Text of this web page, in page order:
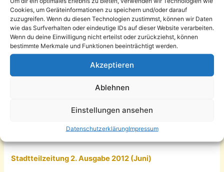
Cookies, um Geräteinformationen zu speichern und/oder darauf
zuzugreifen. Wenn du diesen Technologien zustimmst, können wir Daten
wie das Surfverhalten oder eindeutige IDs auf dieser Website verarbeiten.
Wenn du deine Einwilligung nicht erteilst oder zurückziehst, können
bestimmte Merkmale und Funktionen beeinträchtigt werden.
Akzeptieren
Ablehnen
Einstellungen ansehen
DatenschutzerklärungImpressum
Stadtteilzeitung 4. Ausgabe 2013 (Dezember)
Stadtteilzeitung 3. Ausgabe 2013 (September)
Stadtteilzeitung 2. Ausgabe 2013 (Juni)
Stadtteilzeitung 1. Ausgabe 2013 (März)
Stadtteilzeitung 4. Ausgabe 2012 (Dezember)
Stadtteilzeitung 3. Ausgabe 2012 (September)
Stadtteilzeitung 2. Ausgabe 2012 (Juni)